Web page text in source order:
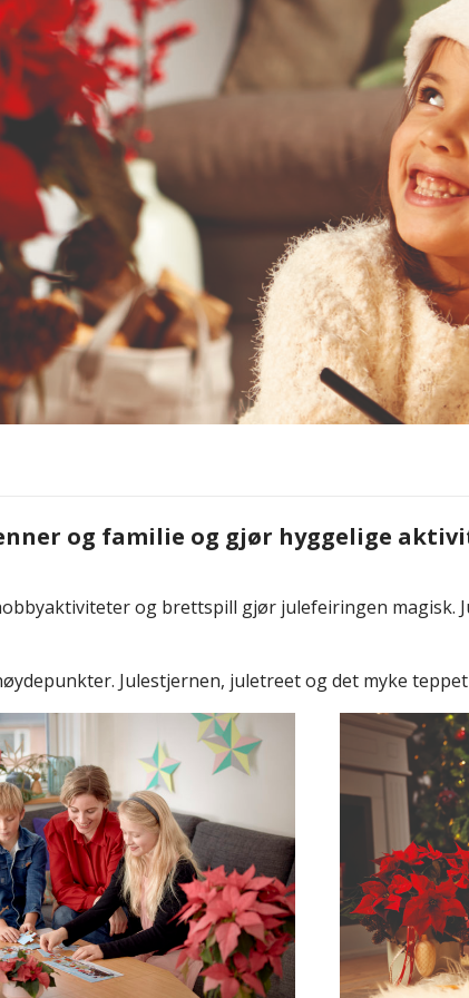
og familie og gjør hyggelige
og brettspill gjør julefeiringen magisk.
Julestjernen, juletreet og det myke